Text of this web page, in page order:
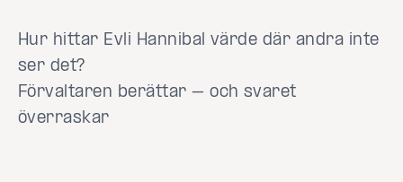
Hur hittar Evli Hannibal värde där andra inte
ser det?
Förvaltaren berättar – och svaret
överraskar